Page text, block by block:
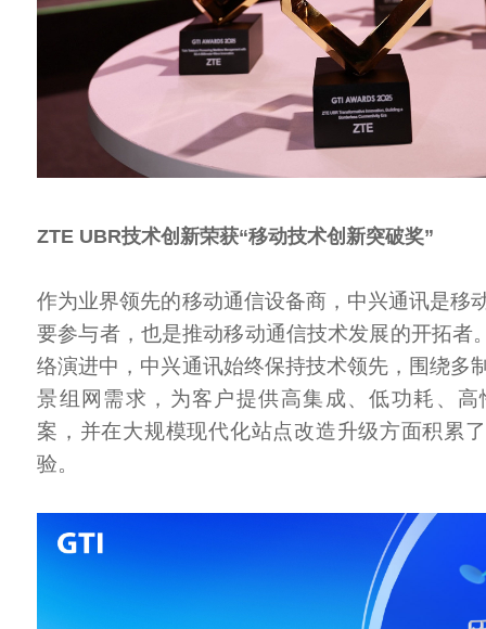
ZTE UBR技术创新荣获“移动技术创新突破奖”
作为业界领先的移动通信设备商，中兴通讯是移
要参与者，也是推动移动通信技术发展的开拓者
络演进中，中兴通讯始终保持技术领先，围绕多
景组网需求，为客户提供高集成、低功耗、
案，并在大规模现代化站点改造升级方面积累
验。